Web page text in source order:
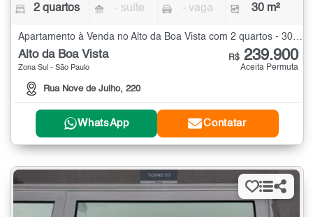
2 quartos - suíte - vaga 30 m²
Apartamento à Venda no Alto da Boa Vista com 2 quartos - 30 m²
Alto da Boa Vista
Zona Sul - São Paulo
Rua Nove de Julho, 220
R$ 239.900
Aceita Permuta
WhatsApp Contatar